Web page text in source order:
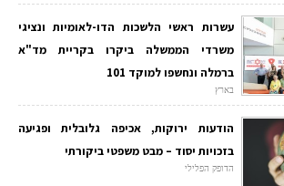
עשרות ראשי הלשכות הדו-לאומיות ונציגי
משרדי הממשלה ביקרו בקריית מד"א
ברמלה ונחשפו למוקד 101
בארץ
הודעות ירוקות, אכיפה גלובלית ופגיעה
בזכויות יסוד – מבט משפטי ביקורתי
הדופק הפלילי